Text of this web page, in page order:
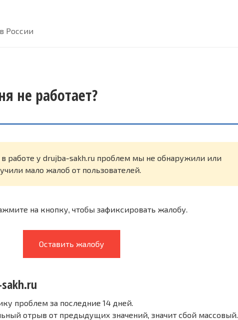
России
не работает?
в работе у drujba-sakh.ru проблем мы не обнаружили или
мало жалоб от пользователей.
на кнопку, чтобы зафиксировать жалобу.
Оставить жалобу
проблем за последние 14 дней.
отрыв от предыдущих значений, значит сбой массовый.